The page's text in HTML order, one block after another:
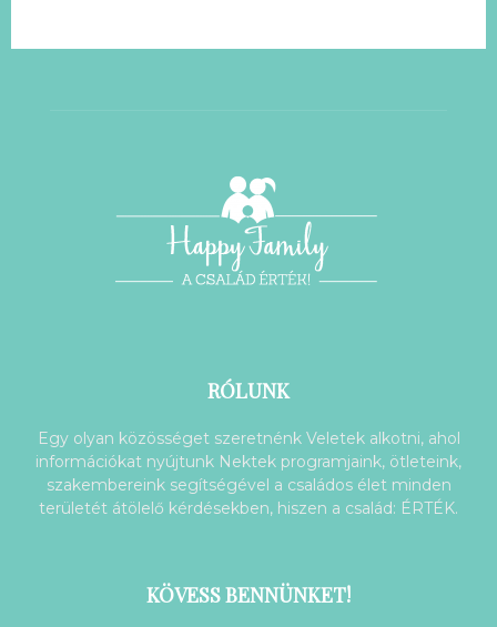
RÓLUNK
Egy olyan közösséget szeretnénk Veletek alkotni, ahol
információkat nyújtunk Nektek programjaink, ötleteink,
szakembereink segítségével a családos élet minden
területét átölelő kérdésekben, hiszen a család: ÉRTÉK.
KÖVESS BENNÜNKET!